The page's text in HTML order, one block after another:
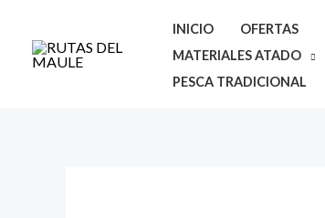
contenido
INICIO OFERTAS
MATERIALES ATADO
PESCA TRADICIONAL